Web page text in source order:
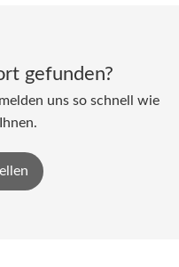
gefunden?
uns so schnell wie